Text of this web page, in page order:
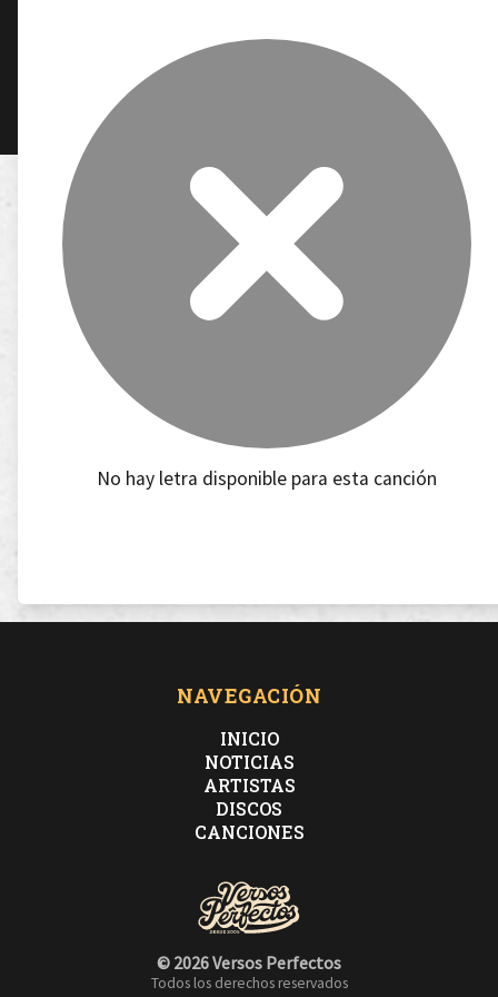
No hay letra disponible para esta canción
NAVEGACIÓN
INICIO
NOTICIAS
ARTISTAS
DISCOS
CANCIONES
© 2026 Versos Perfectos
Todos los derechos reservados